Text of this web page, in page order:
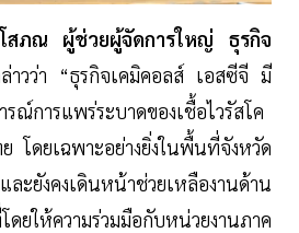
โสภณ ผู้ช่วยผู้จัดการใหญ่ ธุรกิจ
าวว่า “ธุรกิจเคมิคอลส์ เอสซีจี มี
รณ์การแพร่ระบาดของเชื้อไวรัสโค
โดยเฉพาะอย่างยิ่งในพื้นที่จังหวัด
ละยังคงเดินหน้าช่วยเหลืองานด้าน
ดยให้ความร่วมมือกับหน่วยงานภาค